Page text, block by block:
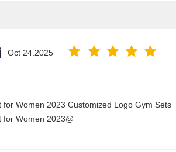
Oct 24.2025
Women 2023 Customized Logo Gym Sets
for Women 2023@